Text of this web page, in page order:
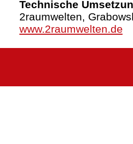
Technische
2raumwelten,
www.2raumwelten.de